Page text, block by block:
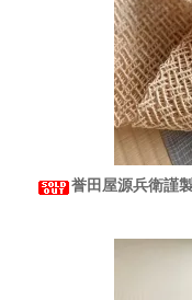
誉田屋源兵衛